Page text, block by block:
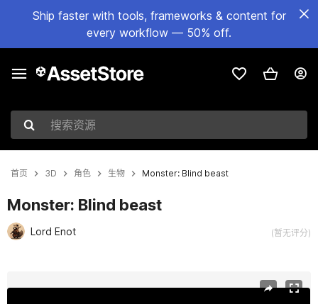
Ship faster with tools, frameworks & content for
every workflow — 50% off.
搜索资源
首页 3D 角色 生物 Monster: Blind beast
Monster: Blind beast
Lord Enot (暂无评分)